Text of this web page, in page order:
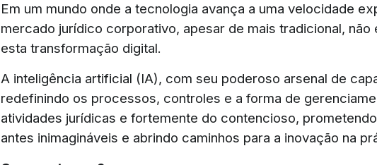
Em um mundo onde a tecnologia avança a uma velocidade
mercado jurídico corporativo, apesar de mais tradicional, não
esta transformação digital.
A inteligência artificial (IA), com seu poderoso arsenal de
redefinindo os processos, controles e a forma de
atividades jurídicas e fortemente do contencioso,
antes inimagináveis e abrindo caminhos para a inovação na